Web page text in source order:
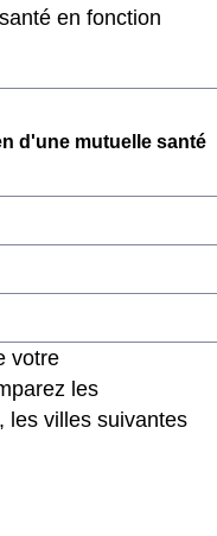
en fonction
d'une mutuelle santé
votre
les
les villes suivantes